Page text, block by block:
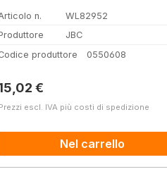
n.
WL82952
JBC
produttore
0550608
normale:
€
escl. IVA più costi di spedizione
Nel carrello